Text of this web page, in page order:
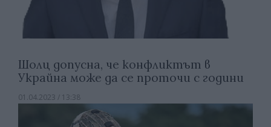
Шолц допусна, че конфликтът в
Украйна може да се проточи с години
01.04.2023 / 13:38